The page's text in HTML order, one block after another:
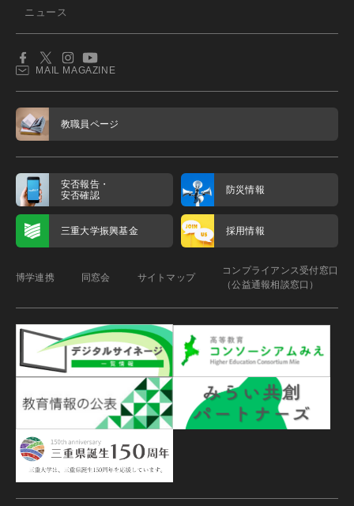
ニュース
MAIL MAGAZINE
教職員ページ
安否報告・
安否確認
防災情報
三重大学振興基金 採用情報
博学連携 同窓会 サイトマップ
コンプライアンス受付窓口
（公益通報相談窓口）